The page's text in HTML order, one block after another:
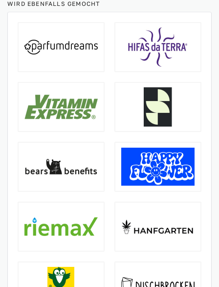
WIRD EBENFALLS GEMOCHT